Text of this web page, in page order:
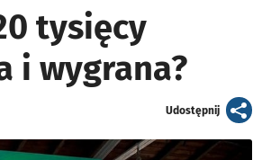
tysięcy
i wygrana?
Udostępnijartykuł